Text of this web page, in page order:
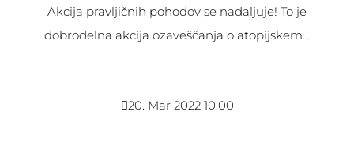
Akcija pravljičnih pohodov se nadaljuje! To je
dobrodelna akcija ozaveščanja o atopijskem...
20. Mar 2022 10:00